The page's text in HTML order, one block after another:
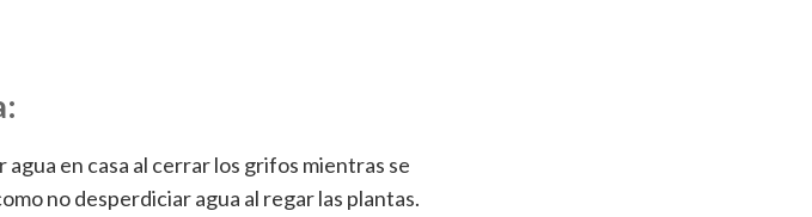
en casa al cerrar los grifos mientras se
no desperdiciar agua al regar las plantas.